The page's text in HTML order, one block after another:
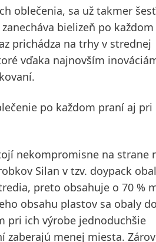
oblečenia, sa už takmer
bielizeň po
prichádza na trhy v strednej
vďaka najnovším
po každom praní aj
nekompromisne na strane
Silan v tzv. doypack
preto obsahuje o 70 %
obsahu plastov sa obaly
pri ich výrobe jednoduchšie
menej miesta.